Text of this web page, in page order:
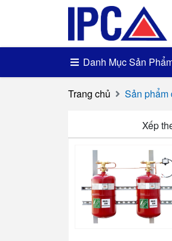
Danh Mục Sản
Trang chủ Sản phẩm
Xếp